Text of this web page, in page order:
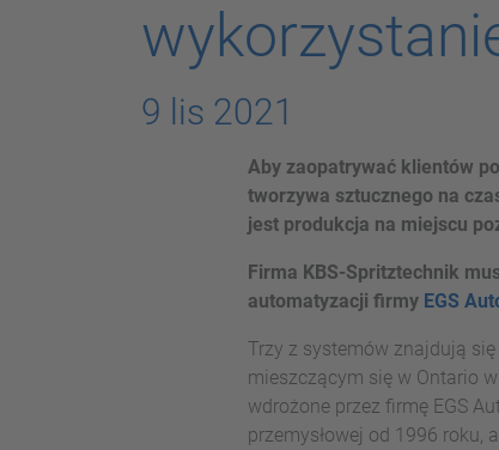
9 lis 2021
Aby zaopatrywać klientów
tworzywa sztucznego na
jest produkcja na miejscu
Firma KBS-Spritztechnik
automatyzacji firmy EGS
Trzy z systemów znajdują
mieszczącym się w Ontario
wdrożone przez firmę EGS
przemysłowej od 1996 roku,